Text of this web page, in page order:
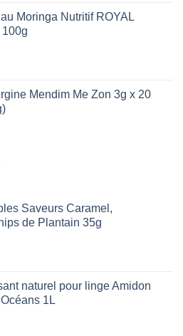
Moringa Nutritif ROYAL
:
Mendim Me Zon 3g x 20
Saveurs Caramel,
de Plantain 35g
naturel pour linge Amidon
1L